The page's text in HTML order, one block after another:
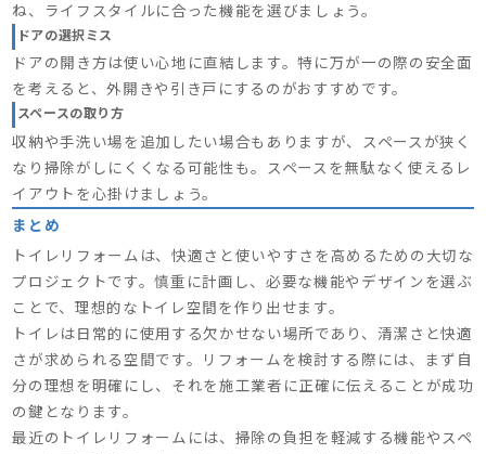
ね、ライフスタイルに合った機能を選びましょう。
ドアの選択ミス
ドアの開き方は使い心地に直結します。特に万が一の際の安全面
を考えると、外開きや引き戸にするのがおすすめです。
スペースの取り方
収納や手洗い場を追加したい場合もありますが、スペースが狭く
なり掃除がしにくくなる可能性も。スペースを無駄なく使えるレ
イアウトを心掛けましょう。
まとめ
トイレリフォームは、快適さと使いやすさを高めるための大切な
プロジェクトです。慎重に計画し、必要な機能やデザインを選ぶ
ことで、理想的なトイレ空間を作り出せます。
トイレは日常的に使用する欠かせない場所であり、清潔さと快適
さが求められる空間です。リフォームを検討する際には、まず自
分の理想を明確にし、それを施工業者に正確に伝えることが成功
の鍵となります。
最近のトイレリフォームには、掃除の負担を軽減する機能やスペ